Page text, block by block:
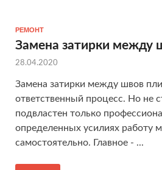
РЕМОНТ
Замена затирки между
28.04.2020
Замена затирки между швов
ответственный процесс. Но не
подвластен только
определенных усилиях работу
самостоятельно. Главное - ...